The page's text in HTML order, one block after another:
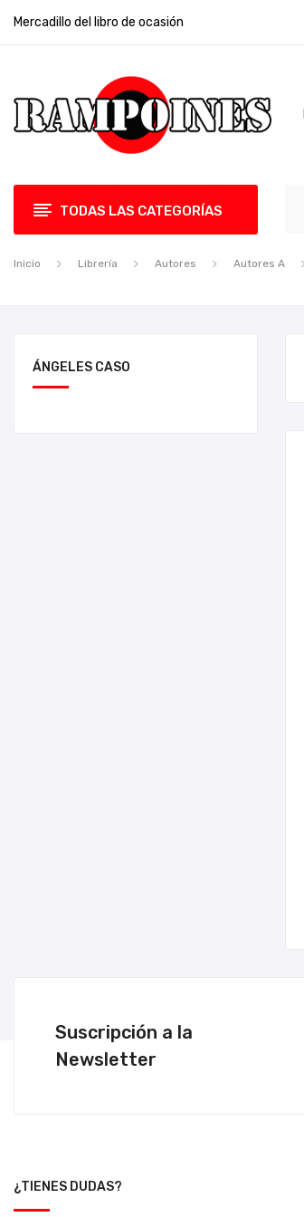
Mercadillo del libro de ocasión
TODAS LAS CATEGORÍAS
Inicio Librería Autores Autores A
ÁNGELES CASO
Suscripción a la
Newsletter
¿TIENES DUDAS?